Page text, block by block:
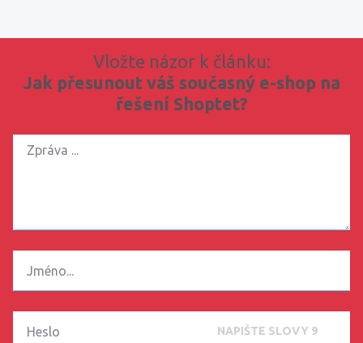
Vložte názor k článku:
Jak přesunout váš současný e-shop na
řešení Shoptet?